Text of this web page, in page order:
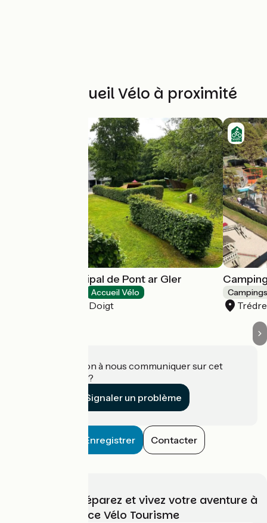
Autres Accueil Vélo à proximité
Camping Municipal de Pont ar Gler
Accueil Vélo
Saint-Jean-du-Doigt
Une information à nous communiquer sur cet
établissement ?
Signaler un problème
Enregistrer Contacter
Choisissez, préparez et vivez votre aventure à
vélo avec France Vélo Tourisme